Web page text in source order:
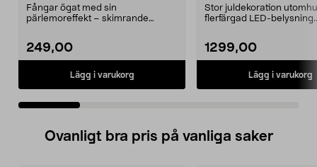
Fångar ögat med sin
pärlemoreffekt – skimrande
249,00
Lägg i varukorg
Stor juldekoration
flerfärgad LED-belysning.
1299,00
Lägg i varukorg
Ovanligt bra pris på vanliga saker